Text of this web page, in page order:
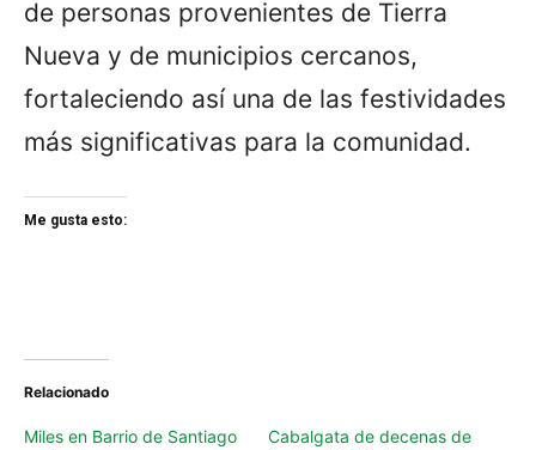
de personas provenientes de Tierra
Nueva y de municipios cercanos,
fortaleciendo así una de las festividades
más significativas para la comunidad.
Me gusta esto:
Relacionado
Miles en Barrio de Santiago
Cabalgata de decenas de